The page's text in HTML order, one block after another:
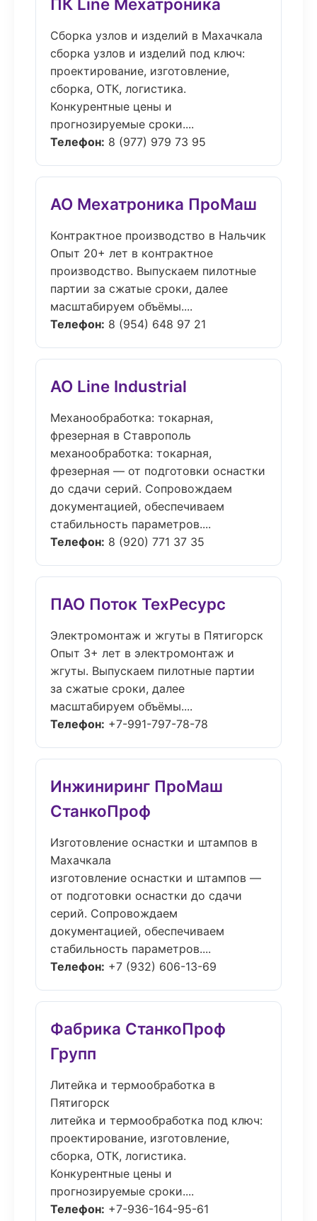
ПК Line Мехатроника
Сборка узлов и изделий в Махачкала
сборка узлов и изделий под ключ:
проектирование, изготовление,
сборка, ОТК, логистика.
Конкурентные цены и
прогнозируемые сроки....
Телефон: 8 (977) 979 73 95
АО Мехатроника ПроМаш
Контрактное производство в Нальчик
Опыт 20+ лет в контрактное
производство. Выпускаем пилотные
партии за сжатые сроки, далее
масштабируем объёмы....
Телефон: 8 (954) 648 97 21
АО Line Industrial
Механообработка: токарная,
фрезерная в Ставрополь
механообработка: токарная,
фрезерная — от подготовки оснастки
до сдачи серий. Сопровождаем
документацией, обеспечиваем
стабильность параметров....
Телефон: 8 (920) 771 37 35
ПАО Поток ТехРесурс
Электромонтаж и жгуты в Пятигорск
Опыт 3+ лет в электромонтаж и
жгуты. Выпускаем пилотные партии
за сжатые сроки, далее
масштабируем объёмы....
Телефон: +7-991-797-78-78
Инжиниринг ПроМаш
СтанкоПроф
Изготовление оснастки и штампов в
Махачкала
изготовление оснастки и штампов —
от подготовки оснастки до сдачи
серий. Сопровождаем
документацией, обеспечиваем
стабильность параметров....
Телефон: +7 (932) 606-13-69
Фабрика СтанкоПроф
Групп
Литейка и термообработка в
Пятигорск
литейка и термообработка под ключ:
проектирование, изготовление,
сборка, ОТК, логистика.
Конкурентные цены и
прогнозируемые сроки....
Телефон: +7-936-164-95-61